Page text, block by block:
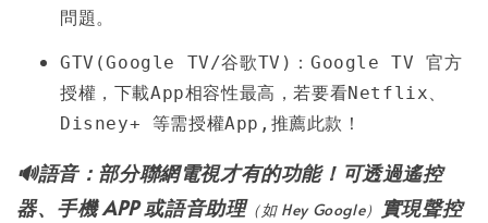
問題。
GTV(Google TV/谷歌TV) ：Google TV 官方
授權，下載App相容性最高，若要看Netflix、
Disney+ 等需授權App,推薦此款！
🔊語音：部分聯網電視才有的功能！可透過遙控
器、手機 APP 或語音助理（如 Hey Google）
實現聲控